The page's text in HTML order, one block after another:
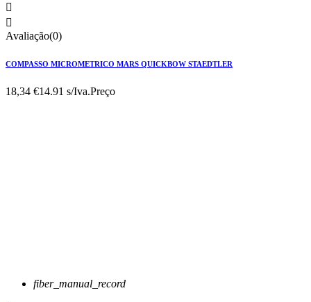


Avaliação(0)
COMPASSO MICROMETRICO MARS QUICKBOW STAEDTLER
18,34 €14.91 s/Iva.Preço
fiber_manual_record